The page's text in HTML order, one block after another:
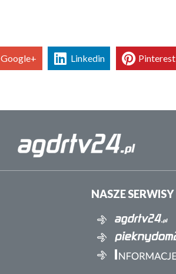
Google+ Linkedin Pinterest
NASZE SERWISY